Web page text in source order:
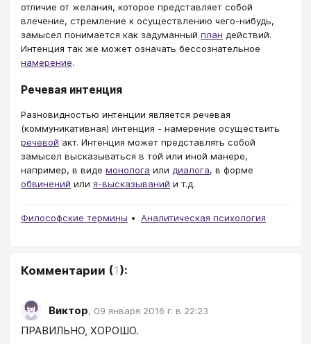
отличие от желания, которое представляет собой
влечение, стремление к осуществлению чего-нибудь,
замысел понимается как задуманный план действий.
Интенция так же может означать бессознательное
намерение.
Речевая интенция
Разновидностью интенции является речевая
(коммуникативная) интенция - намерение осуществить
речевой акт. Интенция может представлять собой
замысел высказываться в той или иной манере,
например, в виде монолога или диалога, в форме
обвинений или я-высказываний и т.д.
Философские термины Аналитическая психология
Комментарии (1):
Виктор, 09 января 2016 г. в 22:23
ПРАВИЛЬНО, ХОРОШО.